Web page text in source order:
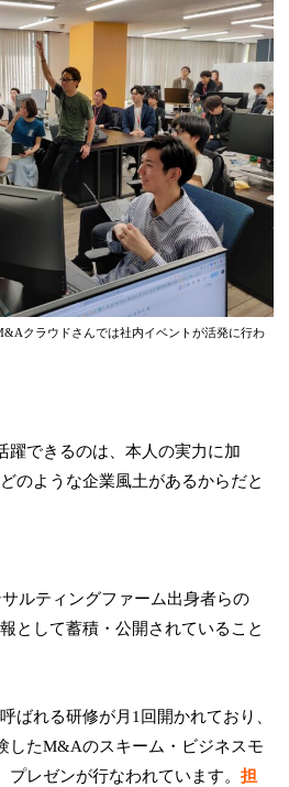
クラウドさんでは社内イベントが活発に行わ
躍できるのは、本人の実力に加
のような企業風土があるからだと
ルティングファーム出身者らの
として蓄積・公開されていること
ばれる研修が月1回開かれており、
したM&Aのスキーム・ビジネスモ
プレゼンが行なわれています。担